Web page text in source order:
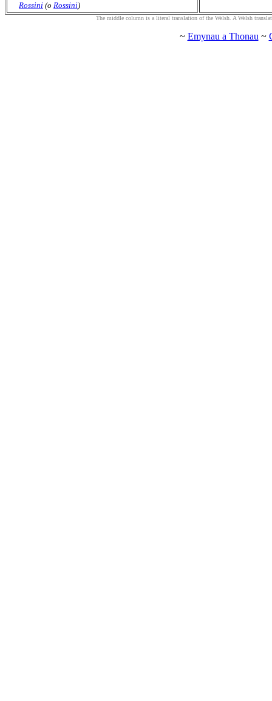
Rossini (o Rossini)
The middle column is a literal translation of the Welsh. A Welsh
~ Emynau a Thonau~